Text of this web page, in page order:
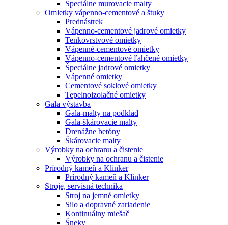
Špeciálne murovacie malty
Omietky vápenno-cementové a štuky
Prednástrek
Vápenno-cementové jadrové omietky
Tenkovrstvové omietky
Vápenné-cementové omietky
Vápenno-cementové ľahčené omietky
Špeciálne jadrové omietky
Vápenné omietky
Cementové soklové omietky
Tepelnoizolačné omietky
Gala výstavba
Gala-malty na podklad
Gala-škárovacie malty
Drenážne betóny
Škárovacie malty
Výrobky na ochranu a čistenie
Výrobky na ochranu a čistenie
Prírodný kameň a Klinker
Prírodný kameň a Klinker
Stroje, servisná technika
Stroj na jemné omietky
Silo a dopravné zariadenie
Kontinuálny miešač
Šneky